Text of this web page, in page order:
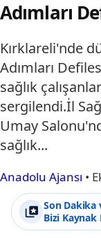
Adımları
Kırklareli'nde
Adımları
sağlık
sergilendi.İl
Umay
sağlık...
Anadolu Ajansı •
Son Dakika
Bizi Kaynak